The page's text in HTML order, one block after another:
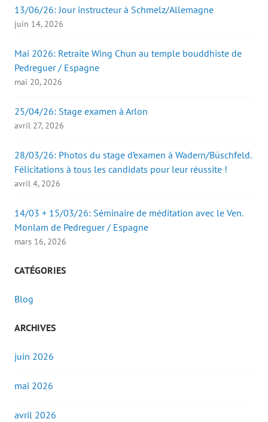
13/06/26: Jour instructeur à Schmelz/Allemagne
juin 14, 2026
Mai 2026: Retraite Wing Chun au temple bouddhiste de
Pedreguer / Espagne
mai 20, 2026
25/04/26: Stage examen à Arlon
avril 27, 2026
28/03/26: Photos du stage d’examen à Wadern/Büschfeld.
Félicitations à tous les candidats pour leur réussite !
avril 4, 2026
14/03 + 15/03/26: Séminaire de méditation avec le Ven.
Monlam de Pedreguer / Espagne
mars 16, 2026
CATÉGORIES
Blog
ARCHIVES
juin 2026
mai 2026
avril 2026